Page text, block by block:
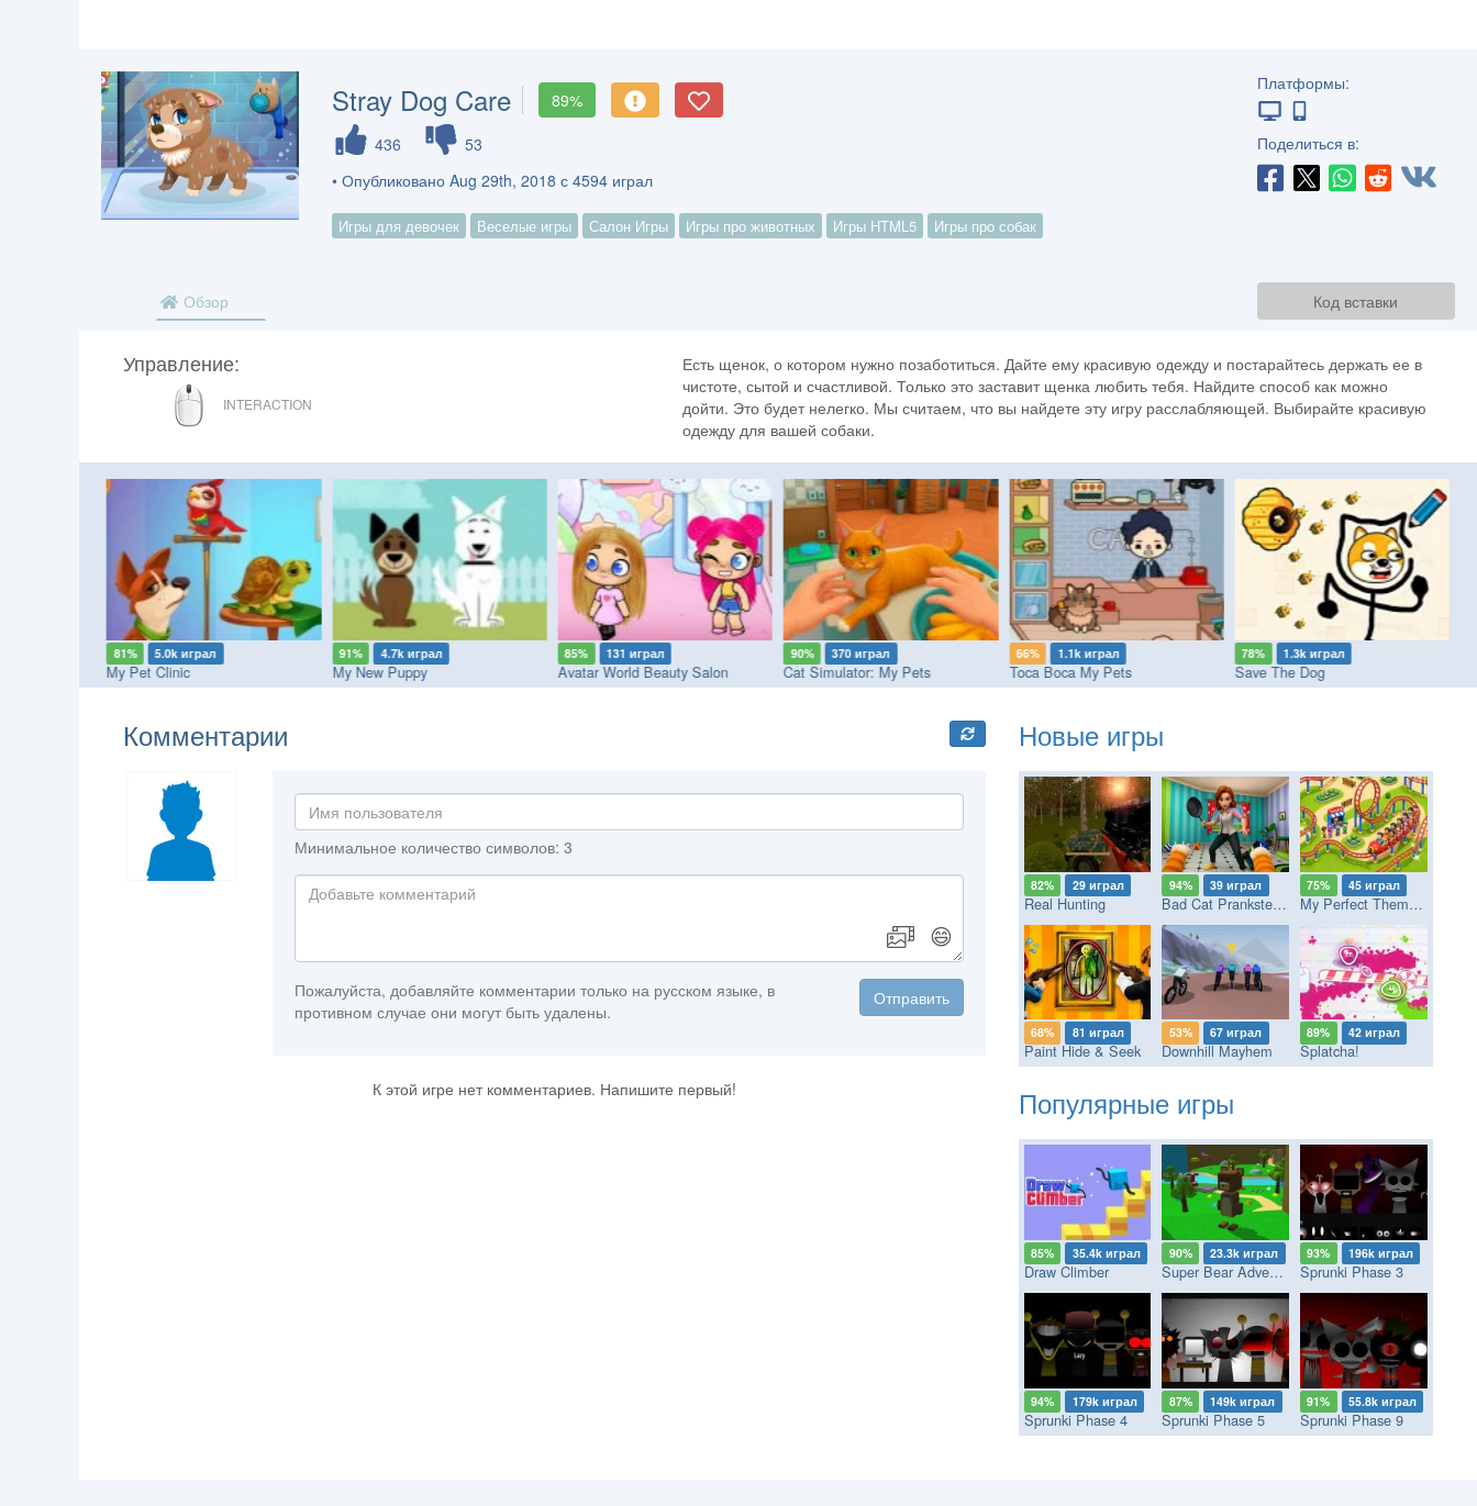
Stray Dog Care
89%
436
53
• Опубликовано Aug 29th, 2018 с 4594 играл
Игры для девочек Веселые игры Салон Игры Игры про животных Игры HTML5 Игры про собак
Платформы:
Поделиться в:
Код вставки
Обзор
Управление:
МЫШЬ
INTERACTION
Есть щенок, о котором нужно позаботиться. Дайте ему красивую одежду и постарайтесь держать ее в
чистоте, сытой и счастливой. Только это заставит щенка любить тебя. Найдите способ как можно
дойти. Это будет нелегко. Мы считаем, что вы найдете эту игру расслабляющей. Выбирайте красивую
одежду для вашей собаки.
81% 5.0k играл
My Pet Clinic
91% 4.7k играл
My New Puppy
85% 131 играл
Avatar World Beauty Salon
90% 370 играл
Cat Simulator: My Pets
66% 1.1k играл
Toca Boca My Pets
78% 1.3k играл
Save The Dog
Комментарии
Минимальное количество символов: 3
😄
Отправить
Пожалуйста, добавляйте комментарии только на русском языке, в
противном случае они могут быть удалены.
К этой игре нет комментариев. Напишите первый!
Новые игры
82% 29 играл
Real Hunting
94% 39 играл
Bad Cat Prankster - Mom’s Return
75% 45 играл
My Perfect Theme Park
68% 81 играл
Paint Hide & Seek
53% 67 играл
Downhill Mayhem
89% 42 играл
Splatcha!
Популярные игры
85% 35.4k играл
Draw Climber
90% 23.3k играл
Super Bear Adventure
93% 196k играл
Sprunki Phase 3
94% 179k играл
Sprunki Phase 4
87% 149k играл
Sprunki Phase 5
91% 55.8k играл
Sprunki Phase 9